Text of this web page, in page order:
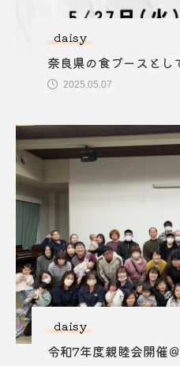
daisy
奈良県の食ブースとし
2025.05.07
daisy
令和7年度親睦会開催